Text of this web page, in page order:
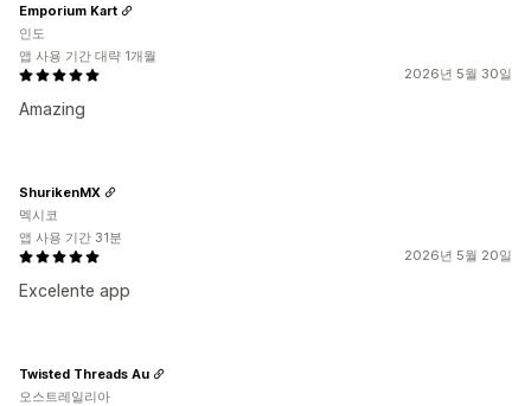
2026년 5월 30일
Amazing
Emporium Kart
인도
앱 사용 기간 대략 1개월
2026년 5월 20일
Excelente app
ShurikenMX
멕시코
앱 사용 기간 31분
Twisted Threads Au
오스트레일리아